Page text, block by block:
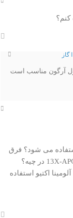
ا گاز
می شود؟ فرق
اکتیو استفاده